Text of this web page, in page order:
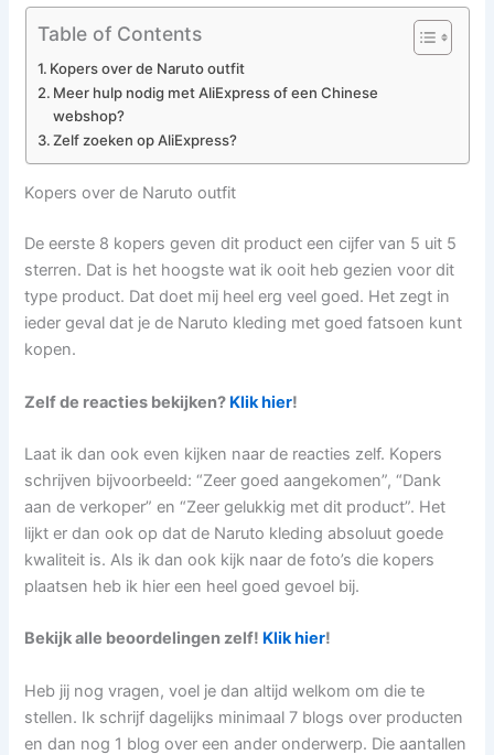
Table of Contents
Kopers over de Naruto outfit
Meer hulp nodig met AliExpress of een Chinese
webshop?
Zelf zoeken op AliExpress?
Kopers over de Naruto outfit
De eerste 8 kopers geven dit product een cijfer van 5 uit 5
sterren. Dat is het hoogste wat ik ooit heb gezien voor dit
type product. Dat doet mij heel erg veel goed. Het zegt in
ieder geval dat je de Naruto kleding met goed fatsoen kunt
kopen.
Zelf de reacties bekijken? Klik hier!
Laat ik dan ook even kijken naar de reacties zelf. Kopers
schrijven bijvoorbeeld: “Zeer goed aangekomen”, “Dank
aan de verkoper” en “Zeer gelukkig met dit product”. Het
lijkt er dan ook op dat de Naruto kleding absoluut goede
kwaliteit is. Als ik dan ook kijk naar de foto’s die kopers
plaatsen heb ik hier een heel goed gevoel bij.
Bekijk alle beoordelingen zelf! Klik hier!
Heb jij nog vragen, voel je dan altijd welkom om die te
stellen. Ik schrijf dagelijks minimaal 7 blogs over producten
en dan nog 1 blog over een ander onderwerp. Die aantallen